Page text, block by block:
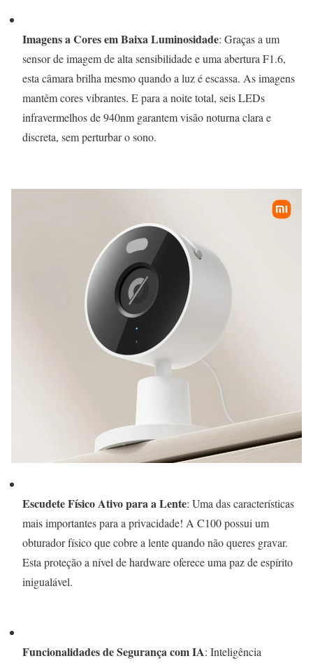
Imagens a Cores em Baixa Luminosidade: Graças a um
sensor de imagem de alta sensibilidade e uma abertura F1.6,
esta câmara brilha mesmo quando a luz é escassa. As imagens
mantêm cores vibrantes. E para a noite total, seis LEDs
infravermelhos de 940nm garantem visão noturna clara e
discreta, sem perturbar o sono.
Escudete Físico Ativo para a Lente: Uma das características
mais importantes para a privacidade! A C100 possui um
obturador físico que cobre a lente quando não queres gravar.
Esta proteção a nível de hardware oferece uma paz de espírito
inigualável.
Funcionalidades de Segurança com IA: Inteligência